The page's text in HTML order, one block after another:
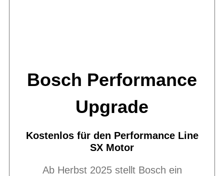
Bosch Performance
Upgrade
Kostenlos für den Performance Line
SX Motor
Ab Herbst 2025 stellt Bosch ein